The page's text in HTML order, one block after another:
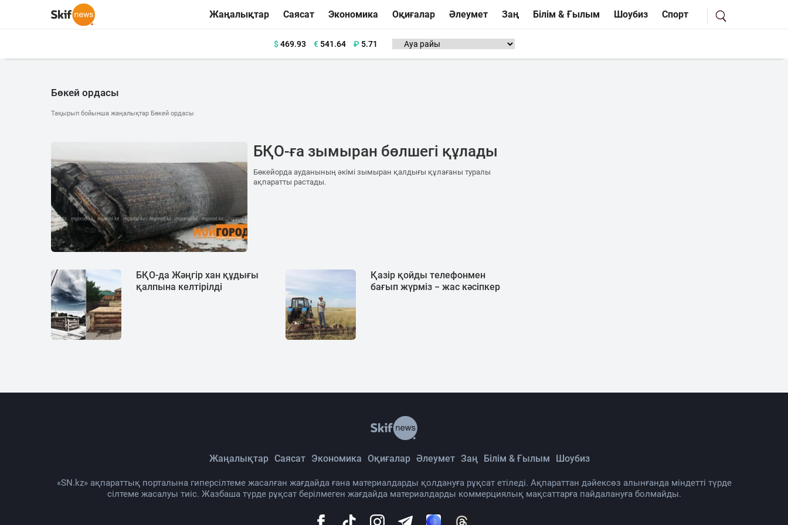
Жаңалықтар Саясат Экономика Оқиғалар Әлеумет Заң Білім & Ғылым Шоубиз Спорт
$469.93 €541.64 ₽ 5.71
Бөкей ордасы
Тақырып бойынша жаңалықтар Бөкей ордасы
БҚО-ға зымыран бөлшегі құлады
Бөкейорда ауданының әкімі зымыран қалдығы құлағаны туралы
ақпаратты растады.
БҚО-да Жәңгір хан құдығы
қалпына келтірілді
Қазір қойды телефонмен
бағып жүрміз − жас кәсіпкер
Жаңалықтар Саясат Экономика Оқиғалар Әлеумет Заң Білім & Ғылым Шоубиз
«SN.kz» ақпараттық порталына гиперсілтеме жасалған жағдайда ғана материалдарды қолдануға рұқсат етіледі. Ақпараттан дәйексөз алынғанда міндетті түрде
сілтеме жасалуы тиіс. Жазбаша түрде рұқсат берілмеген жағдайда материалдарды коммерциялық мақсаттарға пайдалануға болмайды.